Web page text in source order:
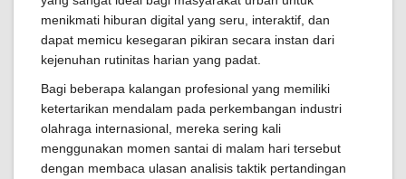
menikmati hiburan digital yang seru, interaktif, dan
dapat memicu kesegaran pikiran secara instan dari
kejenuhan rutinitas harian yang padat.
Bagi beberapa kalangan profesional yang memiliki
ketertarikan mendalam pada perkembangan industri
olahraga internasional, mereka sering kali
menggunakan momen santai di malam hari tersebut
dengan membaca ulasan analisis taktik pertandingan